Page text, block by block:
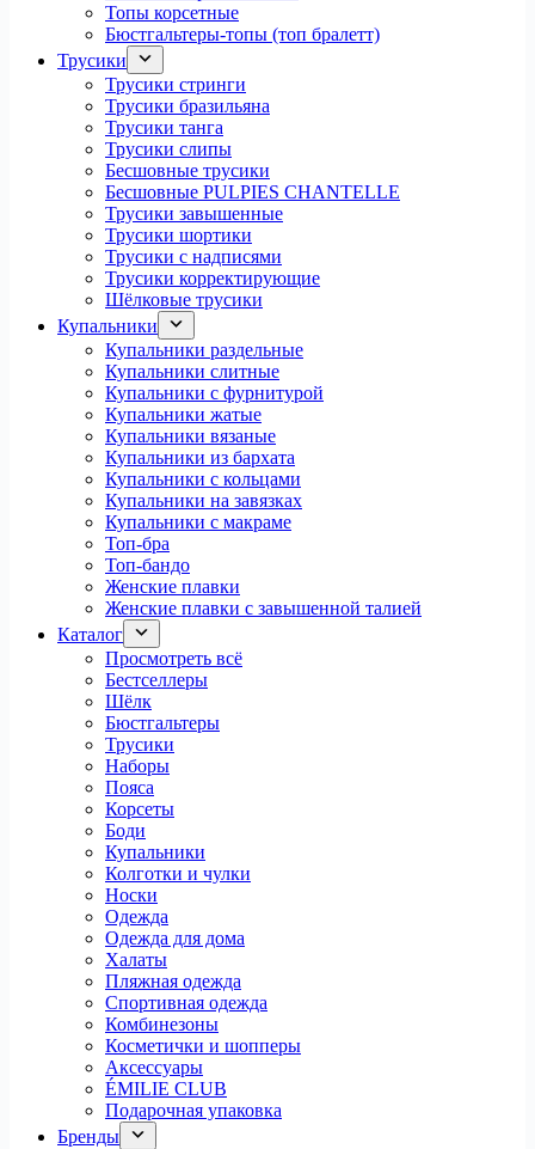
Топы корсетные
Бюстгальтеры-топы (топ бралетт)
Трусики
Трусики стринги
Трусики бразильяна
Трусики танга
Трусики слипы
Бесшовные трусики
Бесшовные PULPIES CHANTELLE
Трусики завышенные
Трусики шортики
Трусики с надписями
Трусики корректирующие
Шёлковые трусики
Купальники
Купальники раздельные
Купальники слитные
Купальники с фурнитурой
Купальники жатые
Купальники вязаные
Купальники из бархата
Купальники с кольцами
Купальники на завязках
Купальники с макраме
Топ-бра
Топ-бандо
Женские плавки
Женские плавки с завышенной талией
Каталог
Просмотреть всё
Бестселлеры
Шёлк
Бюстгальтеры
Трусики
Наборы
Пояса
Корсеты
Боди
Купальники
Колготки и чулки
Носки
Одежда
Одежда для дома
Халаты
Пляжная одежда
Спортивная одежда
Комбинезоны
Косметички и шопперы
Аксессуары
ÉMILIE CLUB
Подарочная упаковка
Бренды